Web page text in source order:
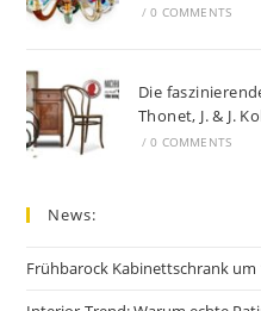
/ 0 COMMENTS
Die
Thonet, J. & J.
/ 0 COMMENTS
News:
Frühbarock Kabinettschrank um